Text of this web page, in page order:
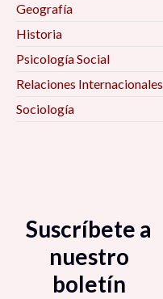
Geografía
Historia
Psicología Social
Relaciones Internacionales
Sociología
Suscríbete a
nuestro
boletín